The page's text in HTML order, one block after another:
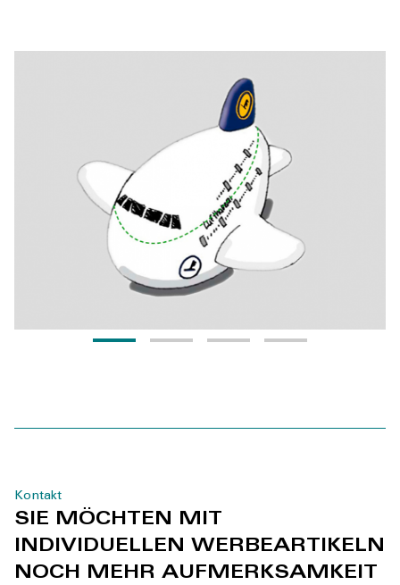
Kontakt
SIE MÖCHTEN MIT
INDIVIDUELLEN WERBEARTIKELN
NOCH MEHR AUFMERKSAMKEIT